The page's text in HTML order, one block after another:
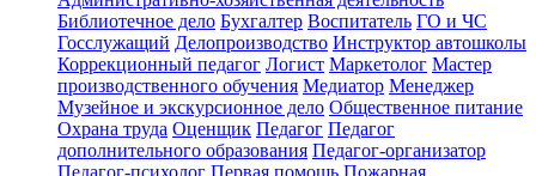
Библиотечное дело Бухгалтер Воспитатель ГО и ЧС
Госслужащий Делопроизводство Инструктор автошколы
Коррекционный педагог Логист Маркетолог Мастер
производственного обучения Медиатор Менеджер
Музейное и экскурсионное дело Общественное питание
Охрана труда Оценщик Педагог Педагог
дополнительного образования Педагог-организатор
Педагог-психолог Первая помощь Пожарная